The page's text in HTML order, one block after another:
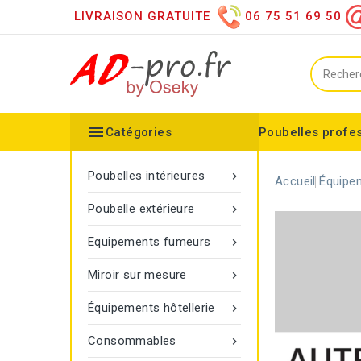
LIVRAISON GRATUITE 06 75 51 69 50
Poubelles
 Catégories

Poubelles intérieures

Poubelle extérieure

Equipements fumeurs

Miroir sur mesure

Équipements hôtellerie

Consommables
Accueil